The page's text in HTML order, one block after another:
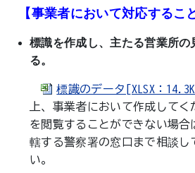
【事業者において対応するこ
標識を作成し、主たる営業所の
る。
標識のデータ[XLSX：
上、事業者において作成して
を閲覧することができない場合
轄する警察署の窓口まで相談し
い。